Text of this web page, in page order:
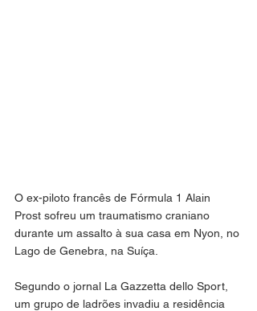
O ex-piloto francês de Fórmula 1 Alain
Prost sofreu um traumatismo craniano
durante um assalto à sua casa em Nyon, no
Lago de Genebra, na Suíça.
Segundo o jornal La Gazzetta dello Sport,
um grupo de ladrões invadiu a residência